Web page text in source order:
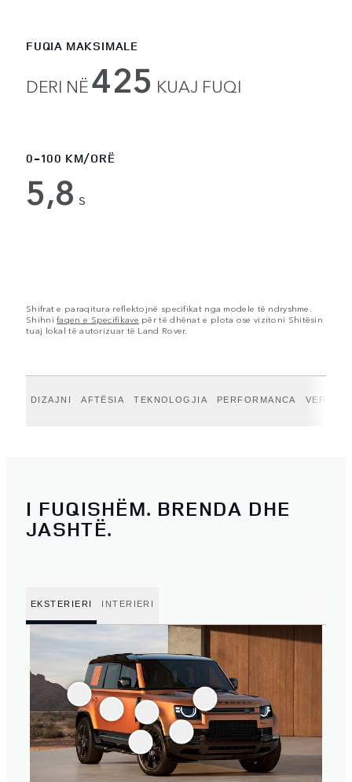
FUQIA MAKSIMALE
DERI NË425 KUAJ FUQI
0-100 KM/ORË
5,8 s
Shifrat e paraqitura reflektojnë specifikat nga modele të ndryshme.
Shihnifaqen e Specifikave për të dhënat e plota ose vizitoni Shitësin
tuaj lokal të autorizuar të Land Rover.
DIZAJNI AFTËSIA TEKNOLOGJIA PERFORMANCA VERTEX
I FUQISHËM. BRENDA DHE
JASHTË.
EKSTERIERI INTERIERI